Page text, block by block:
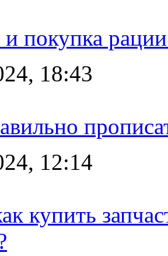
покупка
18:43
12:14
купить